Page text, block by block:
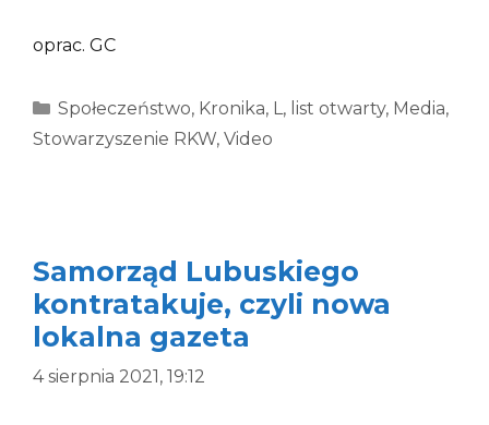
oprac. GC
Kategorie
Społeczeństwo, Kronika, L , list otwarty, Media,
Stowarzyszenie RKW, Video
Samorząd Lubuskiego
kontratakuje, czyli nowa
lokalna gazeta
4 sierpnia 2021, 19:12